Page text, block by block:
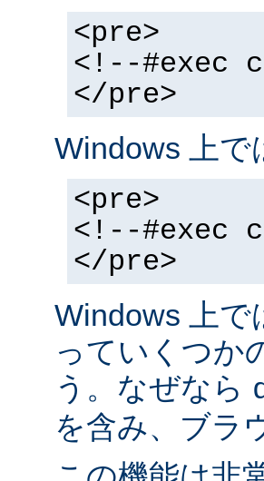
<pre>
<!--#exec
</pre>
Windows 上で
<pre>
<!--#exec
</pre>
Windows 上
っていくつか
う。なぜなら
を含み、ブラ